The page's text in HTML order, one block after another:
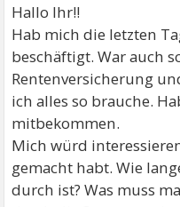
Hallo Ihr!!
Hab mich die letzten
beschäftigt. War auch
Rentenversicherung
ich alles so brauche.
mitbekommen.
Mich würd
gemacht habt. Wie
durch ist? Was muss